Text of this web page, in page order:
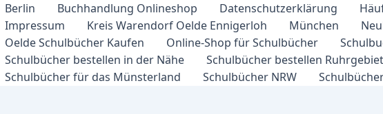
Berlin Buchhandlung Onlineshop Datenschutzerklärung
Impressum
Kreis Warendorf Oelde Ennigerloh München
Oelde Schulbücher Kaufen
Online-Shop für Schulbücher
Schulbücher bestellen in der Nähe
Schulbücher bestellen
Schulbücher für das Münsterland
Schulbücher NRW